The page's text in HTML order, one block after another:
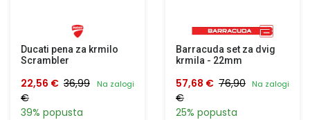
Ducati pena za krmilo
Scrambler
Na zalogi
22,56 € 36,99
€
39% popusta
Barracuda set za dvig
krmila - 22mm
Na zalogi
57,68 € 76,90
€
25% popusta